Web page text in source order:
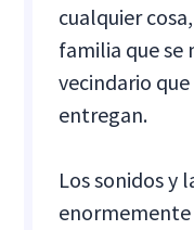
cualquier
familia que se
vecindario
entregan.
Los sonidos y